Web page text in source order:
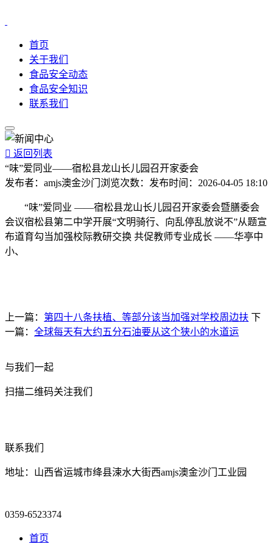
首页
关于我们
食品安全动态
食品安全知识
联系我们
 返回列表
“味”爱同业——宿松县龙山长儿园召开家委会
发布者： amjs澳金沙门 浏览次数： 发布时间： 2026-04-05 18:10
“味”爱同业 ——宿松县龙山长儿园召开家委会暨膳委会
会议宿松县第二中学开展“文明骑行、向乱停乱放说不”从题宣
布道育勾当加强校际教研交换 共促教师专业成长 ——华亭中
小、
上一篇： 第四十八条扶植、等部分该当加强对学校周边扶 下
一篇： 全球每天有大约五分石油要从这个狭小的水道运
与我们一起
扫描二维码关注我们
联系我们
地址：山西省运城市绛县涑水大街西amjs澳金沙门工业园
0359-6523374
首页